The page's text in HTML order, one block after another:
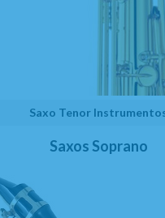
Saxo Tenor
Saxos Soprano